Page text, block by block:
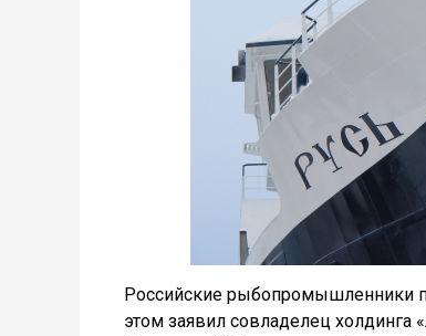
Российские рыбопромышленники
этом заявил совладелец холдинга